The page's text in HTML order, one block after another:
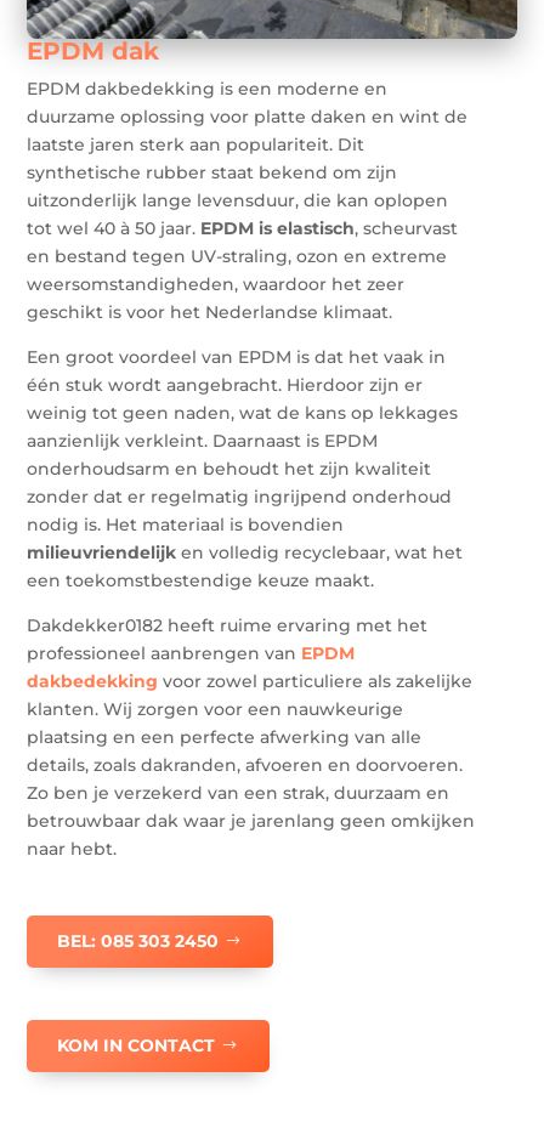
EPDM dak
EPDM dakbedekking is een moderne en
duurzame oplossing voor platte daken en wint de
laatste jaren sterk aan populariteit. Dit
synthetische rubber staat bekend om zijn
uitzonderlijk lange levensduur, die kan oplopen
tot wel 40 à 50 jaar. EPDM is elastisch, scheurvast
en bestand tegen UV-straling, ozon en extreme
weersomstandigheden, waardoor het zeer
geschikt is voor het Nederlandse klimaat.
Een groot voordeel van EPDM is dat het vaak in
één stuk wordt aangebracht. Hierdoor zijn er
weinig tot geen naden, wat de kans op lekkages
aanzienlijk verkleint. Daarnaast is EPDM
onderhoudsarm en behoudt het zijn kwaliteit
zonder dat er regelmatig ingrijpend onderhoud
nodig is. Het materiaal is bovendien
milieuvriendelijk en volledig recyclebaar, wat het
een toekomstbestendige keuze maakt.
Dakdekker0182 heeft ruime ervaring met het
professioneel aanbrengen van EPDM
dakbedekking voor zowel particuliere als zakelijke
klanten. Wij zorgen voor een nauwkeurige
plaatsing en een perfecte afwerking van alle
details, zoals dakranden, afvoeren en doorvoeren.
Zo ben je verzekerd van een strak, duurzaam en
betrouwbaar dak waar je jarenlang geen omkijken
naar hebt.
BEL: 085 303 2450
KOM IN CONTACT